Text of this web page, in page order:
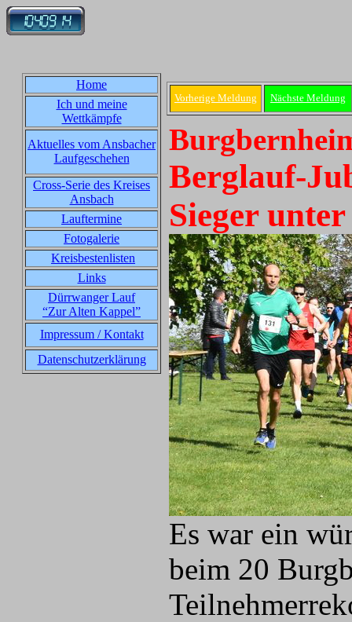
Home
Ich und meine
Wettkämpfe
Aktuelles vom Ansbacher
Laufgeschehen
Cross-Serie des Kreises
Ansbach
Lauftermine
Fotogalerie
Kreisbestenlisten
Links
Dürrwanger Lauf
“Zur Alten Kappel”
Impressum / Kontakt
Datenschutzerklärung
Vorherige Meldung Nächste Meldung
Berglauf-
Sieger
Es war ein
beim 20